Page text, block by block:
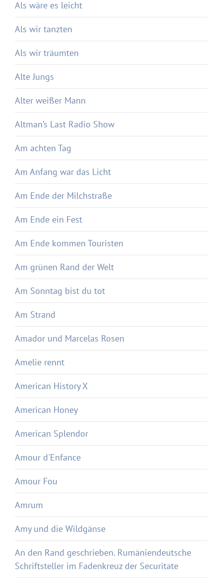
Als wäre es leicht
Als wir tanzten
Als wir träumten
Alte Jungs
Alter weißer Mann
Altman’s Last Radio Show
Am achten Tag
Am Anfang war das Licht
Am Ende der Milchstraße
Am Ende ein Fest
Am Ende kommen Touristen
Am grünen Rand der Welt
Am Sonntag bist du tot
Am Strand
Amador und Marcelas Rosen
Amelie rennt
American History X
American Honey
American Splendor
Amour d'Enfance
Amour Fou
Amrum
Amy und die Wildgänse
An den Rand geschrieben. Rumäniendeutsche
Schriftsteller im Fadenkreuz der Securitate